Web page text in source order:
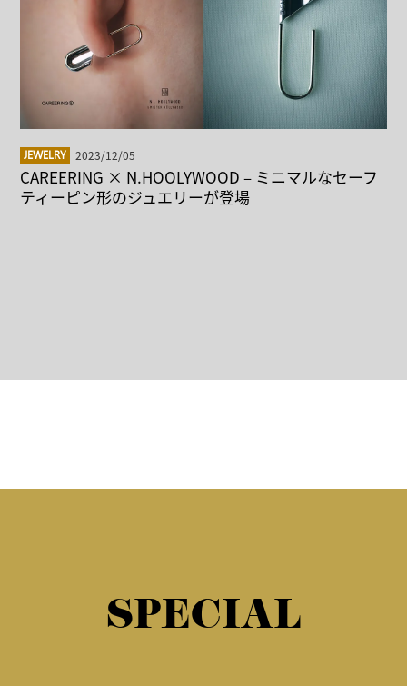
JEWELRY 2023/12/05
CAREERING × N.HOOLYWOOD – ミニマルなセーフ
ティーピン形のジュエリーが登場
SPECIAL